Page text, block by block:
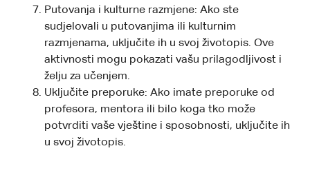
Putovanja i kulturne razmjene: Ako ste
sudjelovali u putovanjima ili kulturnim
razmjenama, uključite ih u svoj životopis. Ove
aktivnosti mogu pokazati vašu prilagodljivost i
želju za učenjem.
Uključite preporuke: Ako imate preporuke od
profesora, mentora ili bilo koga tko može
potvrditi vaše vještine i sposobnosti, uključite ih
u svoj životopis.